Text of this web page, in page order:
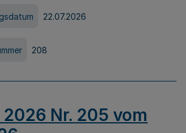
22.07.2026
208
2026 Nr. 205 vom